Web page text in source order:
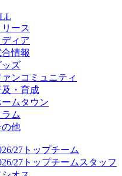
ンティアチーム「volundeer
トリーロード
ルール＆マナー
ムゲーム運営管理規定
ーグ運営管理規定
・動画使用ガイドライン
トフィールド奈良
27
習見学時のファンサービスに
良クラブ明治安田J3リーグ
観戦チケット
良クラブ明治安田Ｊ3リーグ
リース
ディア
情報
ッズ
ァンコミュニティ
及・育成
ームタウン
ラム
の他
27トップチーム
27トップチームスタッフ